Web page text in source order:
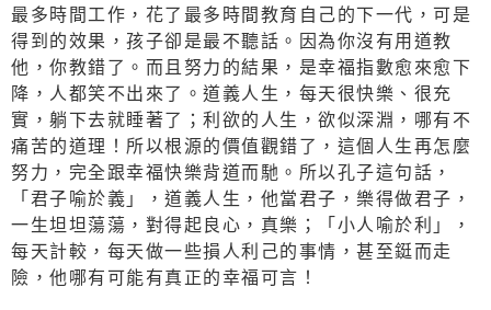
最多時間工作，花了最多時間教育自己的下一代，可是
得到的效果，孩子卻是最不聽話。因為你沒有用道教
他，你教錯了。而且努力的結果，是幸福指數愈來愈下
降，人都笑不出來了。道義人生，每天很快樂、很充
實，躺下去就睡著了；利欲的人生，欲似深淵，哪有不
痛苦的道理！所以根源的價值觀錯了，這個人生再怎麼
努力，完全跟幸福快樂背道而馳。所以孔子這句話，
「君子喻於義」，道義人生，他當君子，樂得做君子，
一生坦坦蕩蕩，對得起良心，真樂；「小人喻於利」，
每天計較，每天做一些損人利己的事情，甚至鋌而走
險，他哪有可能有真正的幸福可言！